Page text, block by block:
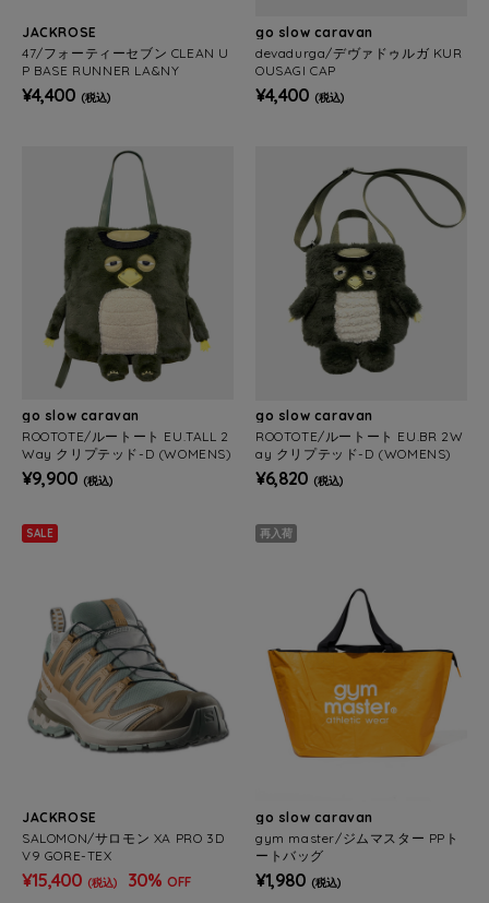
JACKROSE
47/フォーティーセブン CLEAN U
P BASE RUNNER LA&NY
¥4,400 (税込)
go slow caravan
devadurga/デヴァドゥルガ KUR
OUSAGI CAP
¥4,400 (税込)
go slow caravan
ROOTOTE/ルートート EU.TALL 2
Way クリプテッド-D (WOMENS)
¥9,900 (税込)
go slow caravan
ROOTOTE/ルートート EU.BR 2W
ay クリプテッド-D (WOMENS)
¥6,820 (税込)
SALE
JACKROSE
SALOMON/サロモン XA PRO 3D
V9 GORE-TEX
¥15,400 (税込) 30% OFF
再入荷
go slow caravan
gym master/ジムマスター PPト
ートバッグ
¥1,980 (税込)